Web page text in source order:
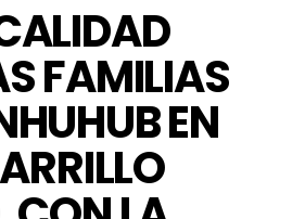
FAMILIAS
EN